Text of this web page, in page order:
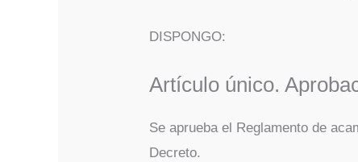
DISPONGO:
Artículo único.
Se aprueba el Reglamento de
Decreto.